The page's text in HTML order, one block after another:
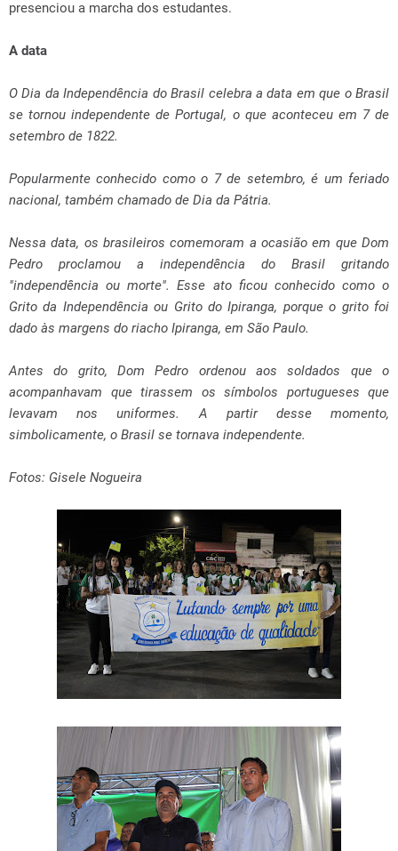
presenciou a marcha dos estudantes.
A data
O Dia da Independência do Brasil celebra a data em que o Brasil
se tornou independente de Portugal, o que aconteceu em 7 de
setembro de 1822.
Popularmente conhecido como o 7 de setembro, é um feriado
nacional, também chamado de Dia da Pátria.
Nessa data, os brasileiros comemoram a ocasião em que Dom
Pedro proclamou a independência do Brasil gritando
"independência ou morte". Esse ato ficou conhecido como o
Grito da Independência ou Grito do Ipiranga, porque o grito foi
dado às margens do riacho Ipiranga, em São Paulo.
Antes do grito, Dom Pedro ordenou aos soldados que o
acompanhavam que tirassem os símbolos portugueses que
levavam nos uniformes. A partir desse momento,
simbolicamente, o Brasil se tornava independente.
Fotos: Gisele Nogueira